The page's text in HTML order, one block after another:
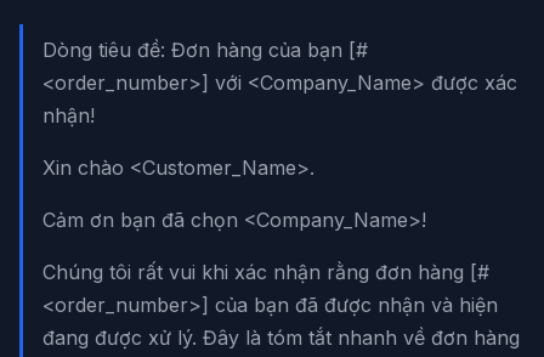
Dòng tiêu đề: Đơn hàng của bạn [#
<order_number>] với <Company_Name> được xác
nhận!
Xin chào <Customer_Name>.
Cảm ơn bạn đã chọn <Company_Name>!
Chúng tôi rất vui khi xác nhận rằng đơn hàng [#
<order_number>] của bạn đã được nhận và hiện
đang được xử lý. Đây là tóm tắt nhanh về đơn hàng